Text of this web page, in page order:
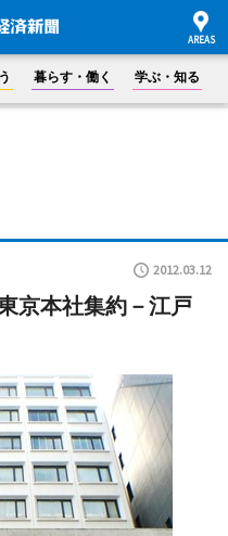
暮らす・働く 学ぶ・知る
2012.03.12
京本社集約－江戸